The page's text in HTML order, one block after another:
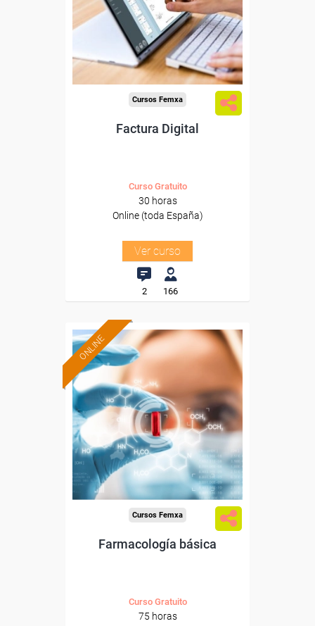
trabajadores y autónomos.
Sector
-Transporte y Logística.
Cursos Femxa
Factura Digital
Curso Gratuito
30 horas
Online (toda España)
Ver curso
2 166
ONLINE
Formación 100%
subvencionada.
Para desempleados,
trabajadores y autónomos.
Sector
-Industria Química.
Cursos Femxa
Farmacología básica
Curso Gratuito
75 horas